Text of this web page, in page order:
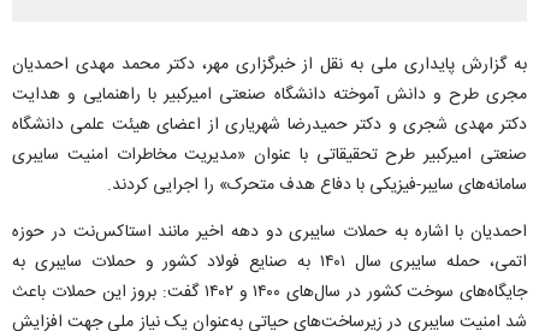
به گزارش پایداری ملی به نقل از خبرگزاری مهر، دکتر محمد مهدی احمدیان
مجری طرح و دانش آموخته دانشگاه صنعتی امیرکبیر با راهنمایی و هدایت
دکتر مهدی شجری و دکتر حمیدرضا شهریاری از اعضای هیئت علمی دانشگاه
صنعتی امیرکبیر طرح تحقیقاتی با عنوان «مدیریت مخاطرات امنیت سایبری
سامانه‌‏های سایبر-فیزیکی با دفاع هدف متحرک» را اجرایی کردند.
احمدیان با اشاره به حملات سایبری دو دهه اخیر مانند استاکس‌نت در حوزه
اتمی، حمله سایبری سال ۱۴۰۱ به صنایع فولاد کشور و حملات سایبری به
جایگاه‌های سوخت کشور در سال‌های ۱۴۰۰ و ۱۴۰۲ گفت: بروز این حملات باعث
شد امنیت سایبری در زیرساخت‌های حیاتی به‌عنوان یک نیاز ملی جهت افزایش